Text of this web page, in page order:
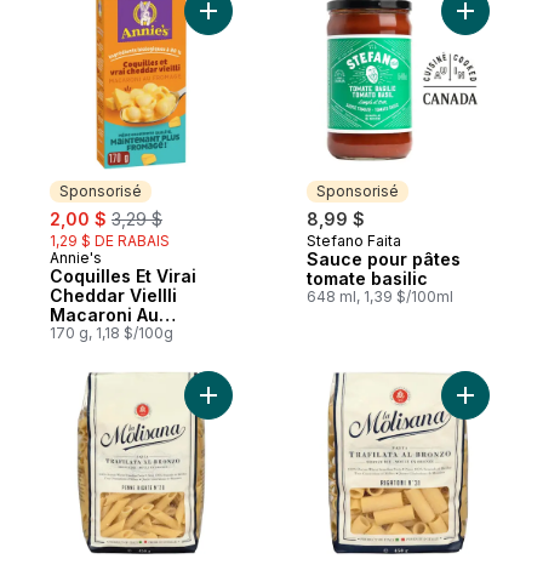
Sponsorisé
sale:
2,00 $ , formerly:
3,29 $
1,29 $ DE RABAIS
Sponsorisé
Annie's
Coquilles Et Virai
Cheddar VieIlli
Macaroni Au
Fromage
170 g, 1,18 $/100g
Ajouter Coquilles Et Virai Cheddar VieIlli
Sponsorisé
8,99 $
Sponsorisé
Stefano Faita
Sauce pour pâtes
tomate basilic
648 ml, 1,39 $/100ml
Ajouter
Ajouter Penne Rigate au panier Ajouter